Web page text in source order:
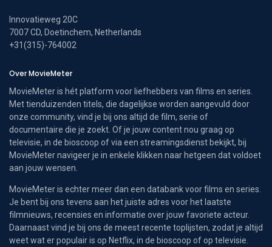
Innovatieweg 20C
7007 CD, Doetinchem, Netherlands
+31(315)-764002
Over MovieMeter
MovieMeter is hét platform voor liefhebbers van films en series.
Met tienduizenden titels, die dagelijkse worden aangevuld door
onze community, vind je bij ons altijd de film, serie of
documentaire die je zoekt. Of je jouw content nou graag op
televisie, in de bioscoop of via een streamingsdienst bekijkt, bij
MovieMeter navigeer je in enkele klikken naar hetgeen dat voldoet
aan jouw wensen.
MovieMeter is echter meer dan een databank voor films en series.
Je bent bij ons tevens aan het juiste adres voor het laatste
filmnieuws, recensies en informatie over jouw favoriete acteur.
Daarnaast vind je bij ons de meest recente toplijsten, zodat je altijd
weet wat er populair is op Netflix, in de bioscoop of op televisie.